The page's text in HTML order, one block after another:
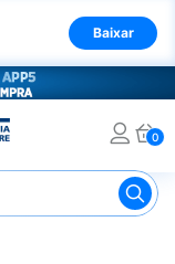
Baixar
0
Tablete de Chocolate